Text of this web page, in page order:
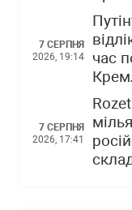
7 СЕРПНЯ
2026, 19:14
час
7 СЕРПНЯ
2026, 17:41